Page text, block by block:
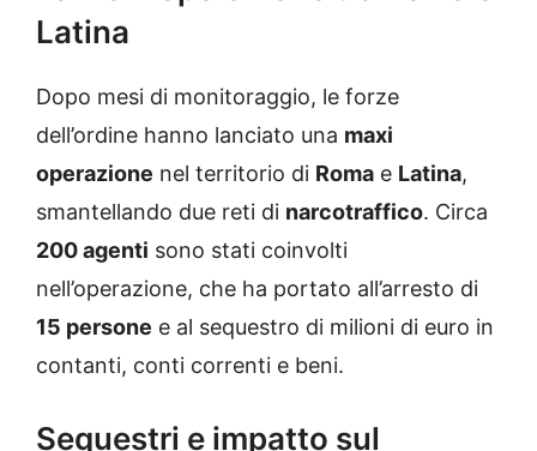
Latina
Dopo mesi di monitoraggio, le forze
dell’ordine hanno lanciato una maxi
operazione nel territorio di Roma e Latina,
smantellando due reti di narcotraffico. Circa
200 agenti sono stati coinvolti
nell’operazione, che ha portato all’arresto di
15 persone e al sequestro di milioni di euro in
contanti, conti correnti e beni.
Sequestri e impatto sul